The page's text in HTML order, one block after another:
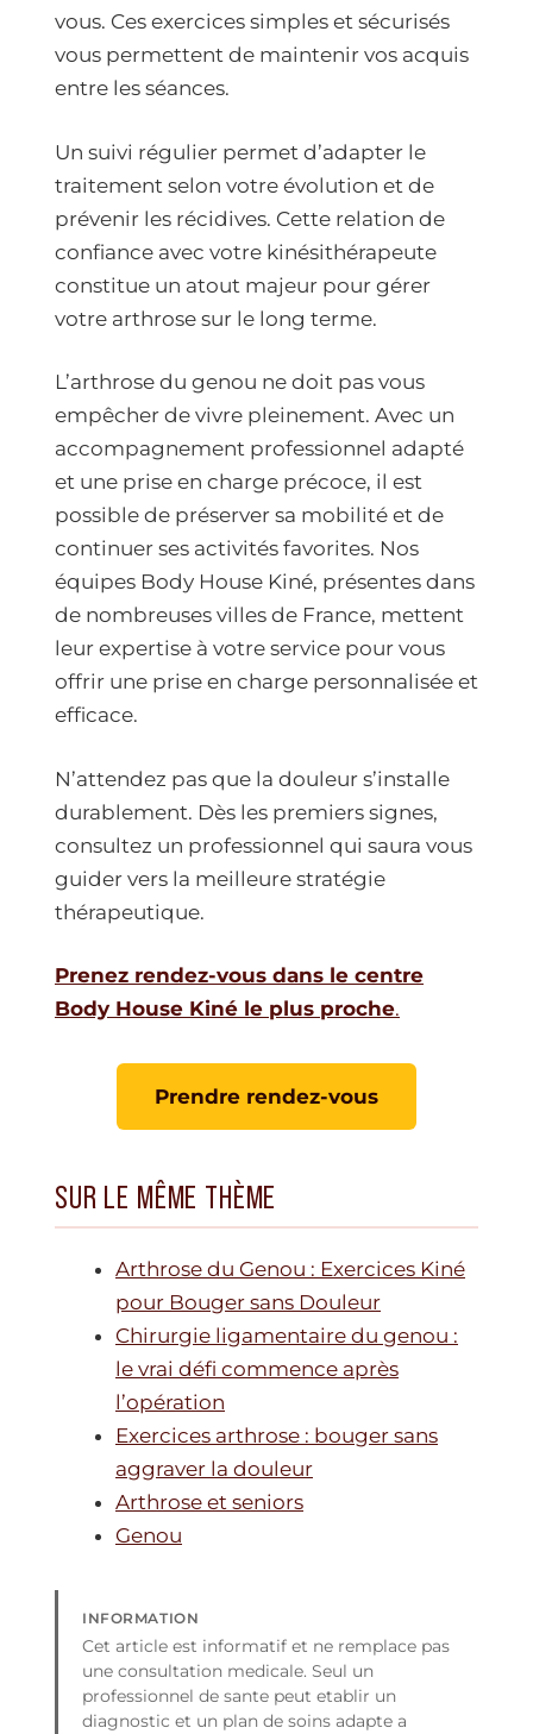
vous. Ces exercices simples et sécurisés
vous permettent de maintenir vos acquis
entre les séances.
Un suivi régulier permet d’adapter le
traitement selon votre évolution et de
prévenir les récidives. Cette relation de
confiance avec votre kinésithérapeute
constitue un atout majeur pour gérer
votre arthrose sur le long terme.
L’arthrose du genou ne doit pas vous
empêcher de vivre pleinement. Avec un
accompagnement professionnel adapté
et une prise en charge précoce, il est
possible de préserver sa mobilité et de
continuer ses activités favorites. Nos
équipes Body House Kiné, présentes dans
de nombreuses villes de France, mettent
leur expertise à votre service pour vous
offrir une prise en charge personnalisée et
efficace.
N’attendez pas que la douleur s’installe
durablement. Dès les premiers signes,
consultez un professionnel qui saura vous
guider vers la meilleure stratégie
thérapeutique.
Prenez rendez-vous dans le centre
Body House Kiné le plus proche.
Prendre rendez-vous
SUR LE MÊME THÈME
Arthrose du Genou : Exercices Kiné
pour Bouger sans Douleur
Chirurgie ligamentaire du genou :
le vrai défi commence après
l’opération
Exercices arthrose : bouger sans
aggraver la douleur
Arthrose et seniors
Genou
INFORMATION
Cet article est informatif et ne remplace pas
une consultation medicale. Seul un
professionnel de sante peut etablir un
diagnostic et un plan de soins adapte a